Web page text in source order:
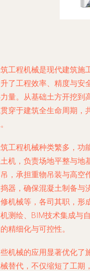
工程机械是现代建筑施
了工程效率、精度与安
量。从基础土方开挖到
穿于建筑全生命周期，
工程机械种类繁多，功
机，负责场地平整与地
，承担重物吊装与高空
器，确保混凝土制备与
机械等，各司其职，形
测绘、BIM技术集成与
精细化与可控性。
机械的应用显著优化了
替代，不仅缩短了工期